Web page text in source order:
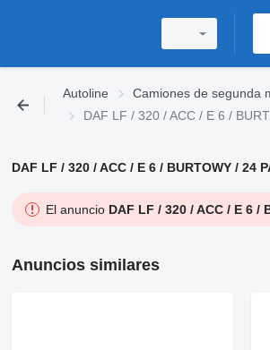
Autoline Camiones de segunda
DAF LF / 320 / ACC / E 6 /
DAF LF / 320 / ACC / E 6 / BURTOWY / 24
El anuncio DAF LF / 320 / ACC / E 6 /
Anuncios similares